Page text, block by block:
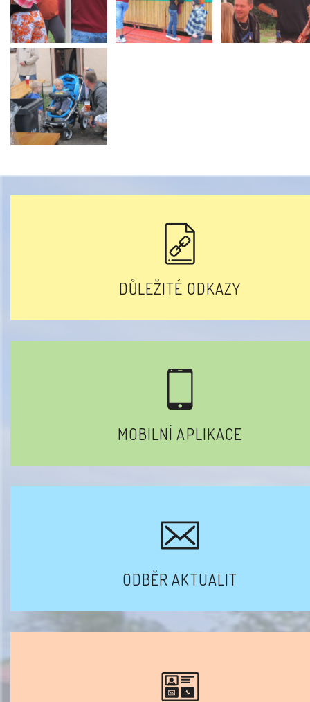
DŮLEŽITÉ ODKAZY
MOBILNÍ APLIKACE
ODBĚR AKTUALIT